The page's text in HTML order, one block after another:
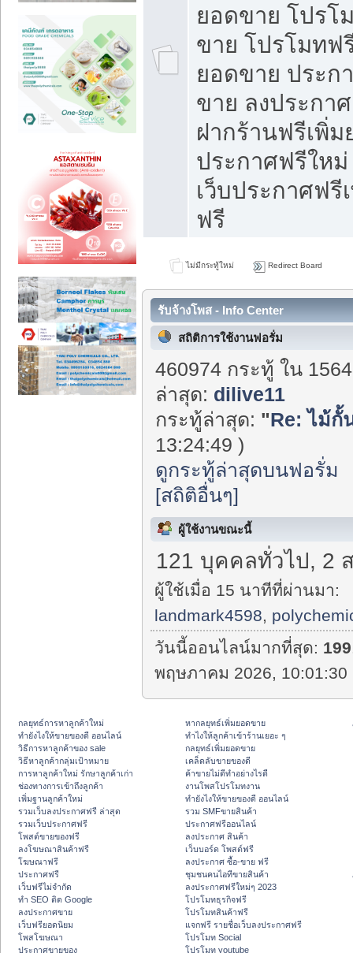
ยอดขาย โปรโ
ขาย โปรโมทฟ
ยอดขาย ประก
ขาย ลงประกา
ฝากร้านฟรีเพิ่ม
ประกาศฟรีให
เว็บประกาศฟรี
ฟรี
ไม่มีกระทู้ใหม่ Redirect Board
รับจ้างโพส - Info Center
สถิติการใช้งานฟอรั่ม
460974 กระทู้ ใน
ล่าสุด: dilive11
กระทู้ล่าสุด: "Re: ไม้กั้
13:24:49 )
ดูกระทู้ล่าสุดบนฟอรั่ม
[สถิติอื่นๆ]
ผู้ใช้งานขณะนี้
121 บุคคลทั่วไป, 2
ผู้ใช้เมื่อ 15 นาทีที่ผ่านมา:
landmark4598,
วันนี้ออนไลน์มากที่สุด: 199
พฤษภาคม 2026, 10:01:30
กลยุทธ์การหาลูกค้าใหม่
ทํายังไงให้ขายของดี ออนไลน์
วิธีการหาลูกค้าของ sale
วิธีหาลูกค้ากลุ่มเป้าหมาย
การหาลูกค้าใหม่ รักษาลูกค้าเก่า
ช่องทางการเข้าถึงลูกค้า
เพิ่มฐานลูกค้าใหม่
รวมเว็บลงประกาศฟรี ล่าสุด
รวมเว็บประกาศฟรี
โพสต์ขายของฟรี
ลงโฆษณาสินค้าฟรี
โฆษณาฟรี
ประกาศฟรี
เว็บฟรีไม่จำกัด
ทำ SEO ติด Google
ลงประกาศขาย
เว็บฟรียอดนิยม
โพสโฆษณา
ประกาศขายของ
หากลยุทธ์เพิ่มยอดขาย
ทําไงให้ลูกค้าเข้าร้านเยอะ ๆ
กลยุทธ์เพิ่มยอดขาย
เคล็ดลับขายของดี
ค้าขายไม่ดีทำอย่างไรดี
งานโพสโปรโมทงาน
ทํายังไงให้ขายของดี ออนไลน์
รวม SMFขายสินค้า
ประกาศฟรีออนไลน์
ลงประกาศ สินค้า
เว็บบอร์ด โพสต์ฟรี
ลงประกาศ ซื้อ-ขาย ฟรี
ชุมชนคนไอทีขายสินค้า
ลงประกาศฟรีใหม่ๆ 2023
โปรโมทธุรกิจฟรี
โปรโมทสินค้าฟรี
แจกฟรี รายชื่อเว็บลงประกาศฟรี
โปรโมท Social
โปรโมท youtube